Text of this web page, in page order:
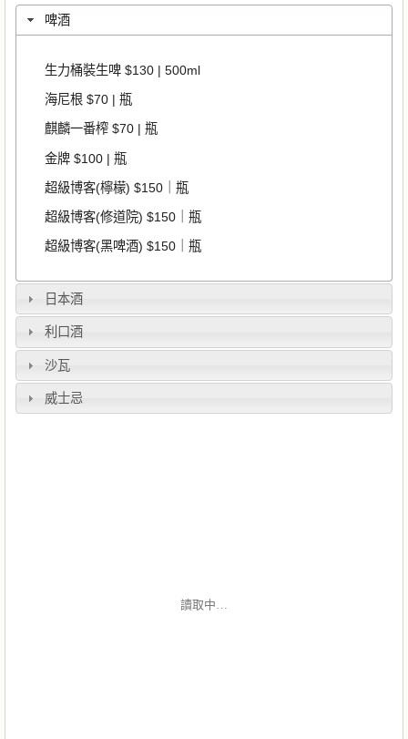
啤酒
生力桶裝生啤 $130 | 500ml
海尼根 $70 | 瓶
麒麟一番榨 $70 | 瓶
金牌 $100 | 瓶
超級博客(檸檬) $150｜瓶
超級博客(修道院) $150｜瓶
超級博客(黑啤酒) $150｜瓶
日本酒
利口酒
沙瓦
威士忌
讀取中…